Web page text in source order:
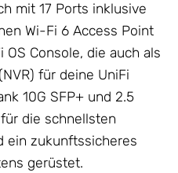
mit 17 Ports inklusive
Wi-Fi 6 Access Point
Console, die auch als
für deine UniFi
10G SFP+ und 2.5
die schnellsten
ein zukunftssicheres
gerüstet.